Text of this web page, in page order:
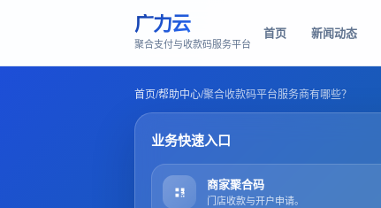
广力云
聚合支付与收款码服务平台
首页 新闻动态
首页/帮助中心/聚合收款码平台服务商有哪些？
业务快速入口
商家聚合码
门店收款与开户申请。